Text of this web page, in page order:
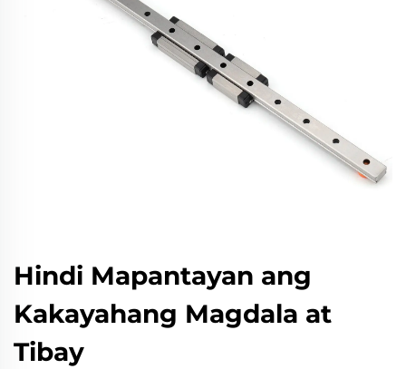
Hindi Mapantayan ang
Kakayahang Magdala at
Tibay